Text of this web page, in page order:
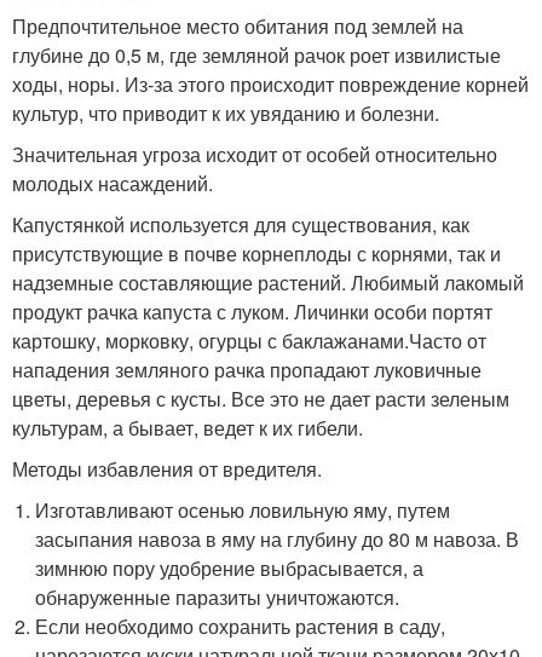
Предпочтительное место обитания под землей на
глубине до 0,5 м, где земляной рачок роет извилистые
ходы, норы. Из-за этого происходит повреждение корней
культур, что приводит к их увяданию и болезни.
Значительная угроза исходит от особей относительно
молодых насаждений.
Капустянкой используется для существования, как
присутствующие в почве корнеплоды с корнями, так и
надземные составляющие растений. Любимый лакомый
продукт рачка капуста с луком. Личинки особи портят
картошку, морковку, огурцы с баклажанами.Часто от
нападения земляного рачка пропадают луковичные
цветы, деревья с кусты. Все это не дает расти зеленым
культурам, а бывает, ведет к их гибели.
Методы избавления от вредителя.
Изготавливают осенью ловильную яму, путем
засыпания навоза в яму на глубину до 80 м навоза. В
зимнюю пору удобрение выбрасывается, а
обнаруженные паразиты уничтожаются.
Если необходимо сохранить растения в саду,